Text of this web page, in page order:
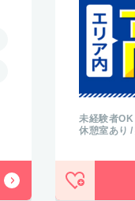
未経験者OK
休憩室あり